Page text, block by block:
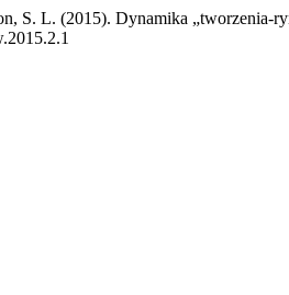
S. L. (2015). Dynamika „tworzenia-